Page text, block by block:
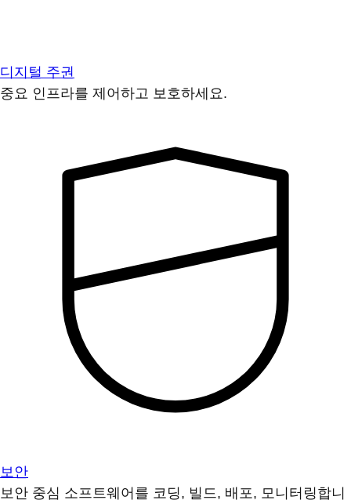
디지털 주권
중요 인프라를 제어하고 보호하세요.
보안
보안 중심 소프트웨어를 코딩, 빌드, 배포, 모니터링합니